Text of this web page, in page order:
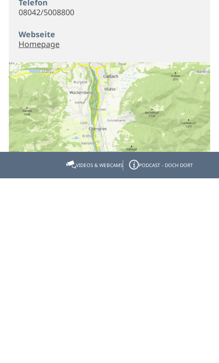
Telefon
08042/5008800
Webseite
Homepage
VIDEOS & WEBCAMS PODCAST - DOCH DORT